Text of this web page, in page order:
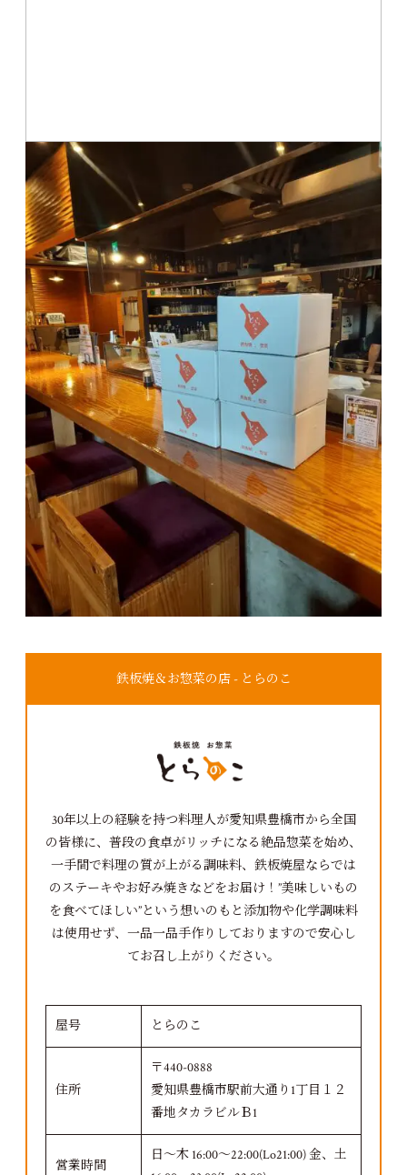
鉄板焼＆お惣菜の店 - とらのこ
30年以上の経験を持つ料理人が愛知県豊橋市から全国
の皆様に、普段の食卓がリッチになる絶品惣菜を始め、
一手間で料理の質が上がる調味料、鉄板焼屋ならでは
のステーキやお好み焼きなどをお届け！”美味しいもの
を食べてほしい”という想いのもと添加物や化学調味料
は使用せず、一品一品手作りしておりますので安心し
てお召し上がりください。
屋号 とらのこ
住所
〒440-0888
愛知県豊橋市駅前大通り1丁目１２
番地タカラビルＢ1
営業時間
日～木 16:00～22:00(Lo21:00) 金、土